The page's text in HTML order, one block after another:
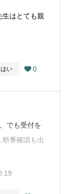
生はとても親
はい  0
でも受付を
番確認も出
読書してい
いる方もい